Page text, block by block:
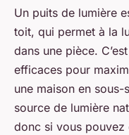
Un puits de lumière
toit, qui permet à la
dans une pièce.
efficaces pour
une maison en
source de lumière
donc si vous